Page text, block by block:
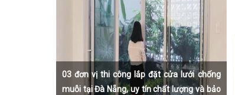
03 đơn vị thi công lắp đặt cửa lưới chống
muỗi tại Đà Nẵng, uy tín chất lượng và bảo